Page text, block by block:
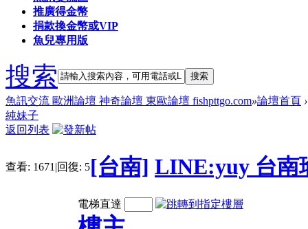
推廣得金幣
捐款換金幣或VIP
魚兒專用版
搜索 搜索
魚訊交流 歐洲論壇 神奇論壇 東歐論壇 fishpttgo.com»論壇首頁 ›
純妹子
返回列表
查看: 1671 |回復: 5[台南] LINE:yuy 台南
電梯直達